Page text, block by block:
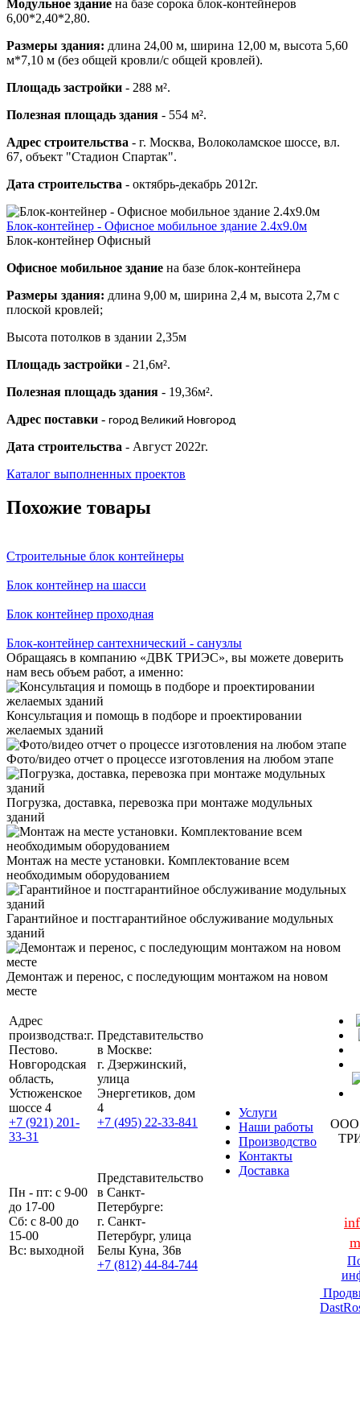
Модульное здание на базе сорока блок-контейнеров
6,00*2,40*2,80.
Размеры здания: длина 24,00 м, ширина 12,00 м, высота 5,60
м*7,10 м (без общей кровли/с общей кровлей).
Площадь застройки - 288 м².
Полезная площадь здания - 554 м².
Адрес строительства - г. Москва, Волоколамское шоссе, вл.
67, объект "Стадион Спартак".
Дата строительства - октябрь-декабрь 2012г.
Блок-контейнер - Офисное мобильное здание 2.4х9.0м
Блок-контейнер Офисный
Офисное мобильное здание на базе блок-контейнера
Размеры здания: длина 9,00 м, ширина 2,4 м, высота 2,7м с
плоской кровлей;
Высота потолков в здании 2,35м
Площадь застройки - 21,6м².
Полезная площадь здания - 19,36м².
Адрес поставки - город Великий Новгород
Дата строительства - Август 2022г.
Каталог выполненных проектов
Похожие товары
Строительные блок контейнеры
Блок контейнер на шасси
Блок контейнер проходная
Блок-контейнер сантехнический - санузлы
Обращаясь в компанию «ДВК ТРИЭС», вы можете доверить
нам весь объем работ, а именно:
Консультация и помощь в подборе и проектировании
желаемых зданий
Фото/видео отчет о процессе изготовления на любом этапе
Погрузка, доставка, перевозка при монтаже модульных
зданий
Монтаж на месте установки. Комплектование всем
необходимым оборудованием
Гарантийное и постгарантийное обслуживание модульных
зданий
Демонтаж и перенос, с последующим монтажом на новом
месте
Адрес
производства:г.
Пестово.
Новгородская
область,
Устюженское
шоссе 4
+7 (921) 201-
33-31
Представительство
в Москве:
г. Дзержинский,
улица
Энергетиков, дом
4
+7 (495) 22-33-841
Услуги
Наши работы
Производство
Контакты
Доставка
ООО
Пн - пт: с 9-00
до 17-00
Сб: с 8-00 до
15-00
Вс: выходной
Представительство
в Санкт-
Петербурге:
г. Санкт-
Петербург, улица
Белы Куна, 36в
+7 (812) 44-84-744